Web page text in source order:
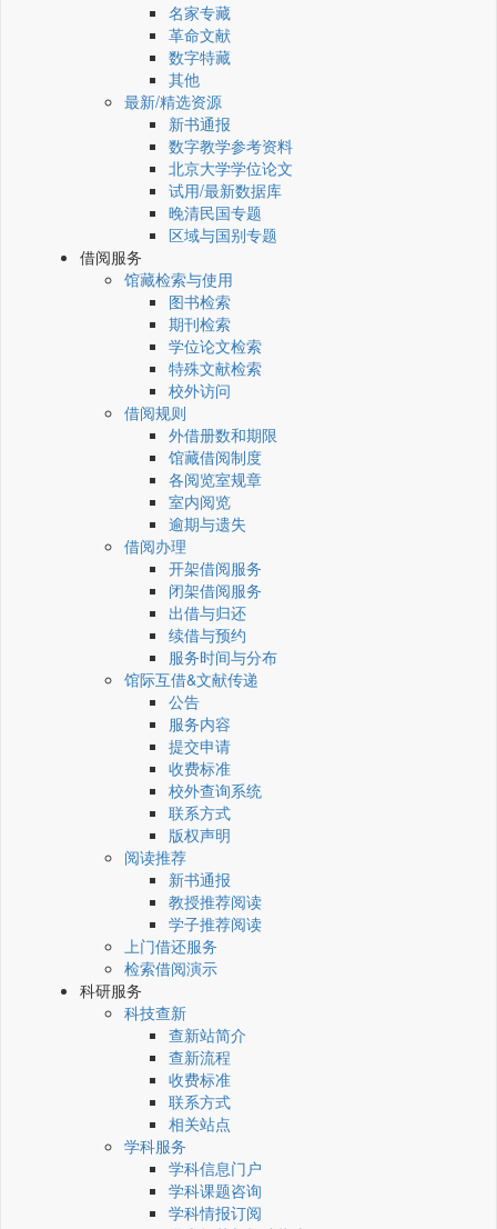
名家专藏
革命文献
数字特藏
其他
最新/精选资源
新书通报
数字教学参考资料
北京大学学位论文
试用/最新数据库
晚清民国专题
区域与国别专题
借阅服务
馆藏检索与使用
图书检索
期刊检索
学位论文检索
特殊文献检索
校外访问
借阅规则
外借册数和期限
馆藏借阅制度
各阅览室规章
室内阅览
逾期与遗失
借阅办理
开架借阅服务
闭架借阅服务
出借与归还
续借与预约
服务时间与分布
馆际互借&文献传递
公告
服务内容
提交申请
收费标准
校外查询系统
联系方式
版权声明
阅读推荐
新书通报
教授推荐阅读
学子推荐阅读
上门借还服务
检索借阅演示
科研服务
科技查新
查新站简介
查新流程
收费标准
联系方式
相关站点
学科服务
学科信息门户
学科课题咨询
学科情报订阅